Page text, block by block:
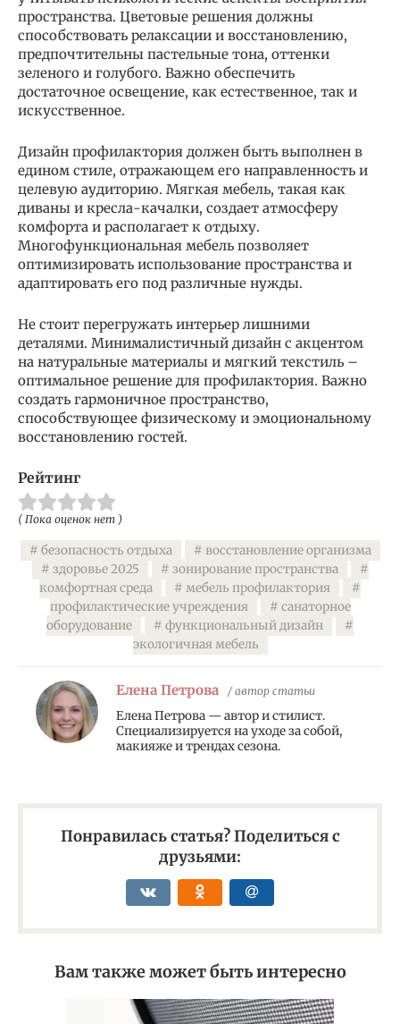
пространства. Цветовые решения должны
способствовать релаксации и восстановлению,
предпочтительны пастельные тона, оттенки
зеленого и голубого. Важно обеспечить
достаточное освещение, как естественное, так и
искусственное.
Дизайн профилактория должен быть выполнен в
едином стиле, отражающем его направленность и
целевую аудиторию. Мягкая мебель, такая как
диваны и кресла-качалки, создает атмосферу
комфорта и располагает к отдыху.
Многофункциональная мебель позволяет
оптимизировать использование пространства и
адаптировать его под различные нужды.
Не стоит перегружать интерьер лишними
деталями. Минималистичный дизайн с акцентом
на натуральные материалы и мягкий текстиль –
оптимальное решение для профилактория. Важно
создать гармоничное пространство,
способствующее физическому и эмоциональному
восстановлению гостей.
Рейтинг
( Пока оценок нет )
безопасность отдыха
восстановление организма
здоровье 2025
зонирование пространства
комфортная среда
мебель профилактория
профилактические учреждения
санаторное
оборудование
функциональный дизайн
экологичная мебель
Елена Петрова / автор статьи
Елена Петрова — автор и стилист.
Специализируется на уходе за собой,
макияже и трендах сезона.
Понравилась статья? Поделиться с
друзьями:
Вам также может быть интересно